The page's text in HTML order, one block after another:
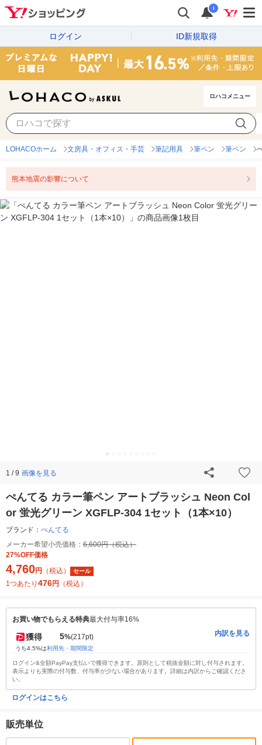
i
ログイン ID新規取得
ロハコメニュー
LOHACOホーム 文房具・オフィス・手芸 筆記用具 筆ペン 筆ペン
熊本地震の影響について
1 / 9 画像を見る
ぺんてる カラー筆ペン アートブラッシュ Neon Col
or 蛍光グリーン XGFLP-304 1セット（1本×10）
ブランド： ぺんてる
メーカー希望小売価格： 6,600円（税込）
27%OFF価格
4,760円 （税込） セール
1つあたり 476円 （税込）
お買い物でもらえる特典最大付与率16%
獲得 5%(217pt)
うち4.5%は利用先・期間限定
内訳を見る
ログイン&全額PayPay支払いで獲得できます。原則として税抜金額に対し付与されます。
表示よりも実際の付与数、付与率が少ない場合があります。詳細は内訳からご確認くださ
い。
ログインはこちら
販売単位